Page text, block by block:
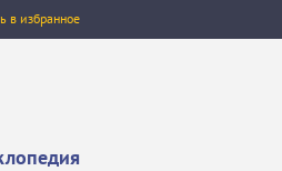
в избранное